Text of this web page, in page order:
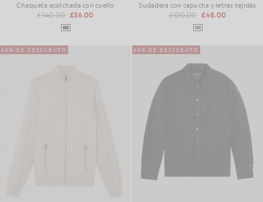
Chaqueta acolchada con cuello
£140.00 £56.00
Sudadera con capucha y letras tejidas
£120.00 £48.00
60% DE DESCUENTO 60% DE DESCUENTO